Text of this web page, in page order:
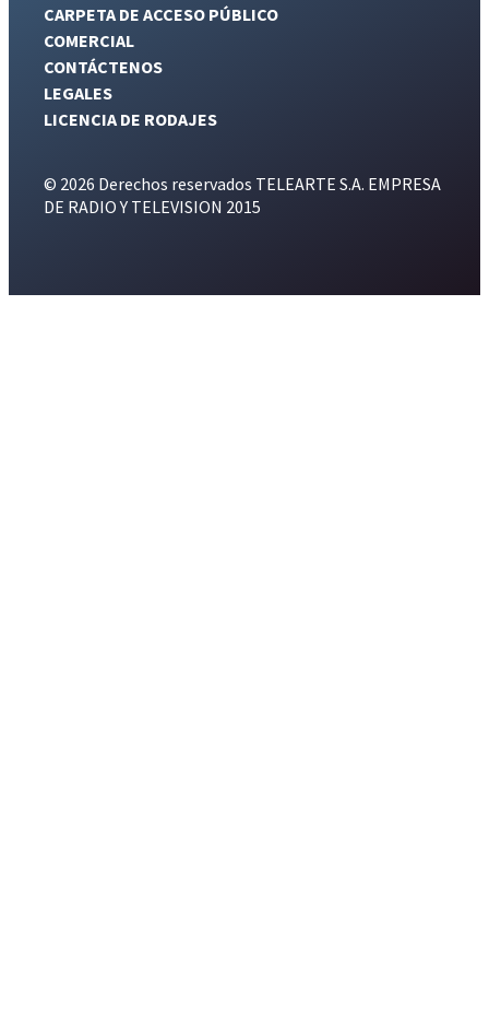
CARPETA DE ACCESO PÚBLICO
COMERCIAL
CONTÁCTENOS
LEGALES
LICENCIA DE RODAJES
© 2026 Derechos reservados TELEARTE S.A. EMPRESA
DE RADIO Y TELEVISION 2015